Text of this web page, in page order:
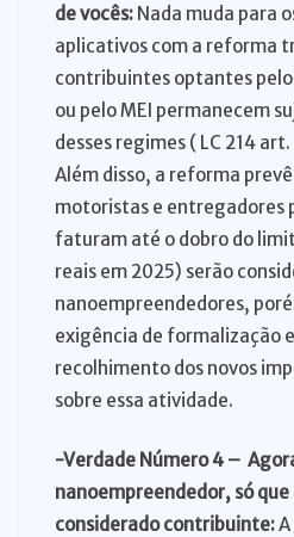
de vocês: Nada muda para
aplicativos com a reforma
contribuintes optantes pelo
ou pelo MEI permanecem
desses regimes ( LC 214
Além disso, a reforma
motoristas e entregadores
faturam até o dobro do
reais em 2025) serão
nanoempreendedores,
exigência de formalização
recolhimento dos novos
sobre essa atividade.
-Verdade Número 4 –
nanoempreendedor, só que
considerado contribuinte: